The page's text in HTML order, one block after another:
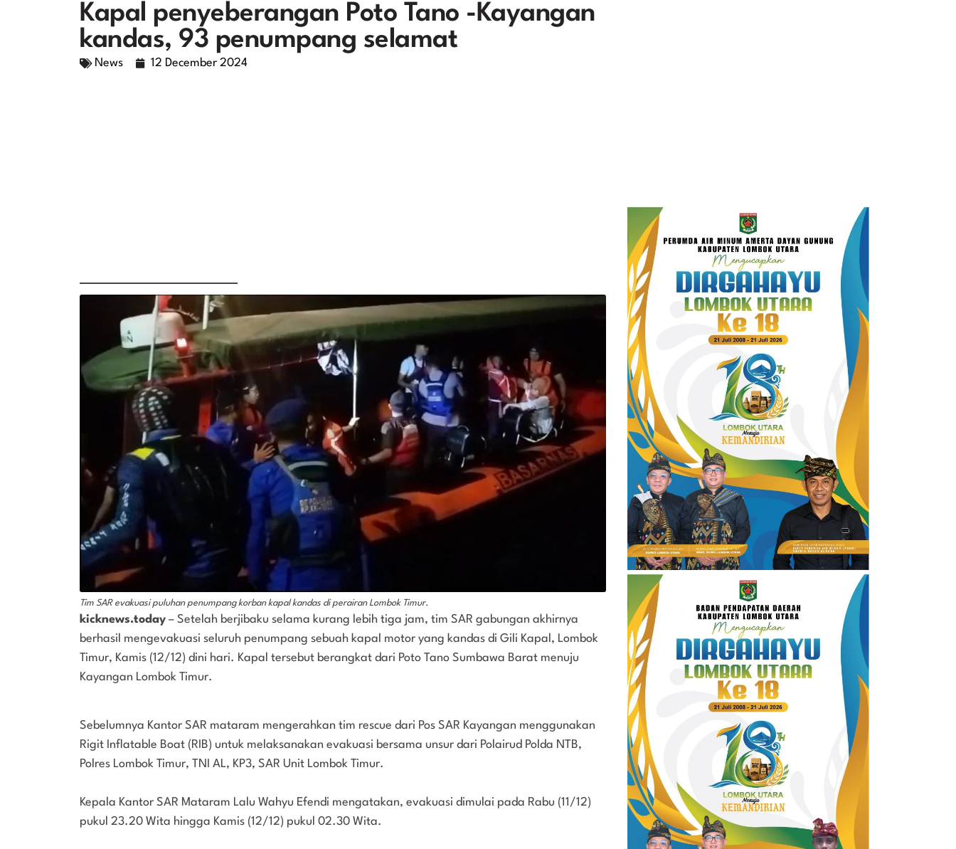
Kapal penyeberangan Poto Tano -Kayangan
kandas, 93 penumpang selamat
News 12 December 2024
Tim SAR evakuasi puluhan penumpang korban kapal kandas di perairan Lombok Timur.
kicknews.today – Setelah berjibaku selama kurang lebih tiga jam, tim SAR gabungan akhirnya
berhasil mengevakuasi seluruh penumpang sebuah kapal motor yang kandas di Gili Kapal, Lombok
Timur, Kamis (12/12) dini hari. Kapal tersebut berangkat dari Poto Tano Sumbawa Barat menuju
Kayangan Lombok Timur.
Sebelumnya Kantor SAR mataram mengerahkan tim rescue dari Pos SAR Kayangan menggunakan
Rigit Inflatable Boat (RIB) untuk melaksanakan evakuasi bersama unsur dari Polairud Polda NTB,
Polres Lombok Timur, TNI AL, KP3, SAR Unit Lombok Timur.
Kepala Kantor SAR Mataram Lalu Wahyu Efendi mengatakan, evakuasi dimulai pada Rabu (11/12)
pukul 23.20 Wita hingga Kamis (12/12) pukul 02.30 Wita.